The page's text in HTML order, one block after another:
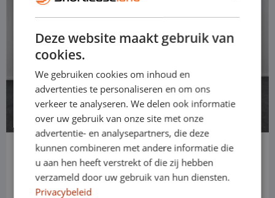
Audi A1
Hatchback
Automaat
Deze website maakt gebruik van
cookies.
We gebruiken cookies om inhoud en
advertenties te personaliseren en om ons
verkeer te analyseren. We delen ook informatie
over uw gebruik van onze site met onze
advertentie- en analysepartners, die deze
kunnen combineren met andere informatie die
u aan hen heeft verstrekt of die zij hebben
verzameld door uw gebruik van hun diensten.
Privacybeleid